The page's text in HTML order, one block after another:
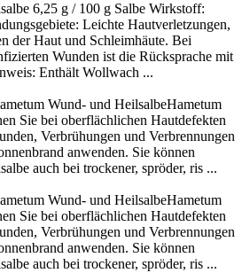
6,25 g / 100 g Salbe Wirkstoff:
Leichte Hautverletzungen,
der Haut und Schleimhäute. Bei
Wunden ist die Rücksprache mit
Enthält Wollwach ...
Wund- und HeilsalbeHametum
Sie bei oberflächlichen Hautdefekten
Verbrühungen und Verbrennungen
anwenden. Sie können
auch bei trockener, spröder, ris ...
Wund- und HeilsalbeHametum
Sie bei oberflächlichen Hautdefekten
Verbrühungen und Verbrennungen
anwenden. Sie können
auch bei trockener, spröder, ris ...